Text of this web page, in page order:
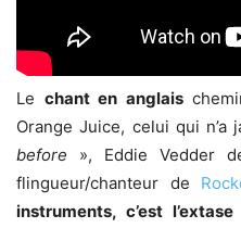
Le chant en anglais
Orange Juice, celui qui n’a
before », Eddie Vedder
flingueur/chanteur de
instruments, c’est